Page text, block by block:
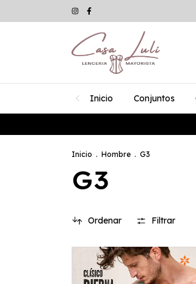
Inicio Conjuntos
Inicio . Hombre . G3
G3
Ordenar Filtrar